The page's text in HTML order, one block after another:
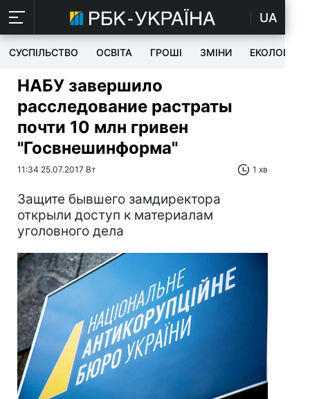
UA
СУСПІЛЬСТВО ОСВІТА ГРОШІ ЗМІНИ ЕКОЛОГІЯ
НАБУ завершило
расследование растраты
почти 10 млн гривен
"Госвнешинформа"
11:34 25.07.2017 Вт 1 хв
Защите бывшего замдиректора
открыли доступ к материалам
уголовного дела